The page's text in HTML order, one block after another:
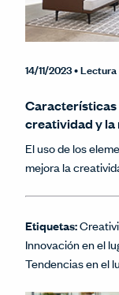
14/11/2023•
Características
creatividad y la
El uso de los
mejora la
Etiquetas:
Innovación en el
Tendencias en el